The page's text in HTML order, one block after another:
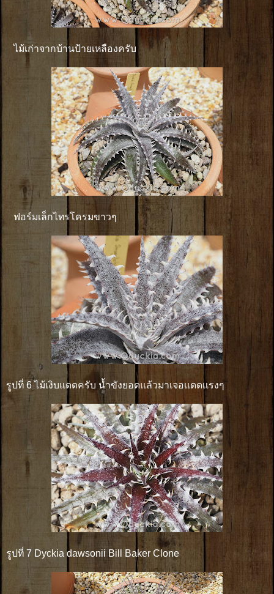
ไม้เก่าจากบ้านป้ายเหลืองครับ
ฟอร์มเล็กไทรโครมขาวๆ
รูปที่ 6 ไม้เงิบแดดครับ น้ำขังยอดแล้วมาเจอเเดดเเรงๆ
รูปที่ 7 Dyckia dawsonii Bill Baker Clone